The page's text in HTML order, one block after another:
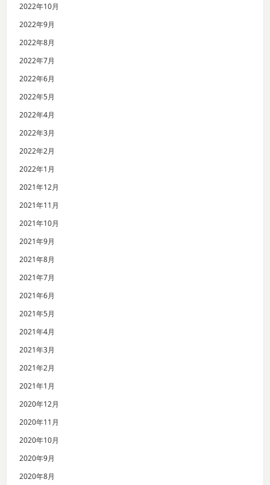
2022年10月
2022年9月
2022年8月
2022年7月
2022年6月
2022年5月
2022年4月
2022年3月
2022年2月
2022年1月
2021年12月
2021年11月
2021年10月
2021年9月
2021年8月
2021年7月
2021年6月
2021年5月
2021年4月
2021年3月
2021年2月
2021年1月
2020年12月
2020年11月
2020年10月
2020年9月
2020年8月